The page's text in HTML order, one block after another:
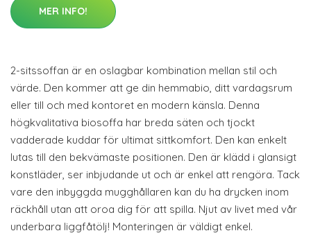
MER INFO!
2-sitssoffan är en oslagbar kombination mellan stil och
värde. Den kommer att ge din hemmabio, ditt vardagsrum
eller till och med kontoret en modern känsla. Denna
högkvalitativa biosoffa har breda säten och tjockt
vadderade kuddar för ultimat sittkomfort. Den kan enkelt
lutas till den bekvämaste positionen. Den är klädd i glansigt
konstläder, ser inbjudande ut och är enkel att rengöra. Tack
vare den inbyggda mugghållaren kan du ha drycken inom
räckhåll utan att oroa dig för att spilla. Njut av livet med vår
underbara liggfåtölj! Monteringen är väldigt enkel.